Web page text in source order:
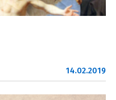
14.02.2019